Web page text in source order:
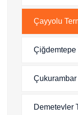
Çayyolu
Çiğdemtepe
Demetevler